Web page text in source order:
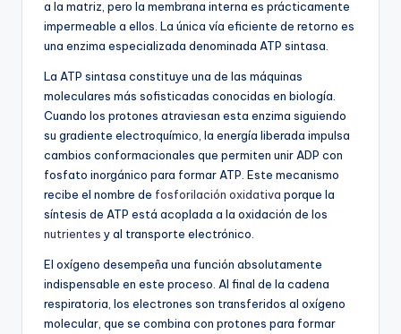
a la matriz, pero la membrana interna es prácticamente
impermeable a ellos. La única vía eficiente de retorno es
una enzima especializada denominada ATP sintasa.
La ATP sintasa constituye una de las máquinas
moleculares más sofisticadas conocidas en biología.
Cuando los protones atraviesan esta enzima siguiendo
su gradiente electroquímico, la energía liberada impulsa
cambios conformacionales que permiten unir ADP con
fosfato inorgánico para formar ATP. Este mecanismo
recibe el nombre de fosforilación oxidativa porque la
síntesis de ATP está acoplada a la oxidación de los
nutrientes y al transporte electrónico.
El oxígeno desempeña una función absolutamente
indispensable en este proceso. Al final de la cadena
respiratoria, los electrones son transferidos al oxígeno
molecular, que se combina con protones para formar